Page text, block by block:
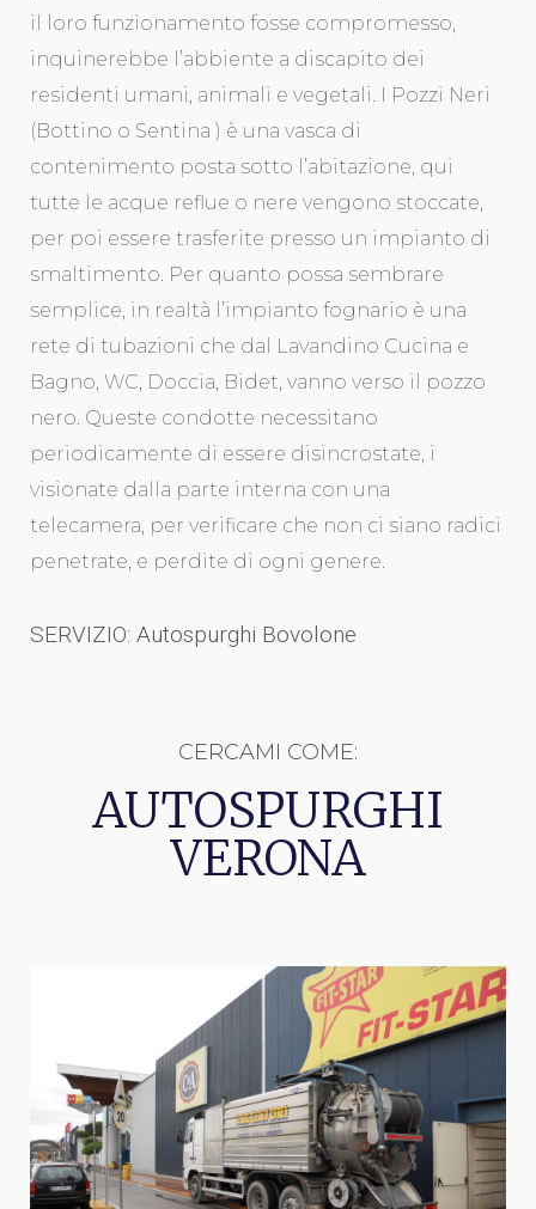
il loro funzionamento fosse compromesso,
inquinerebbe l’abbiente a discapito dei
residenti umani, animali e vegetali. I Pozzi Neri
(Bottino o Sentina ) è una vasca di
contenimento posta sotto l’abitazione, qui
tutte le acque reflue o nere vengono stoccate,
per poi essere trasferite presso un impianto di
smaltimento. Per quanto possa sembrare
semplice, in realtà l’impianto fognario è una
rete di tubazioni che dal Lavandino Cucina e
Bagno, WC, Doccia, Bidet, vanno verso il pozzo
nero. Queste condotte necessitano
periodicamente di essere disincrostate, i
visionate dalla parte interna con una
telecamera, per verificare che non ci siano radici
penetrate, e perdite di ogni genere.
SERVIZIO: Autospurghi Bovolone
CERCAMI COME:
AUTOSPURGHI
VERONA